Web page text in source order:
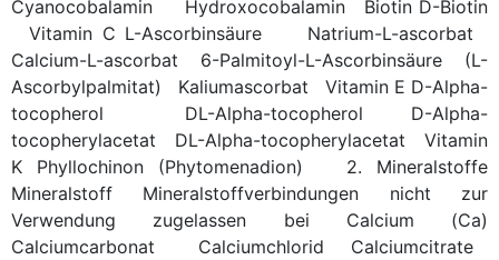
Cyanocobalamin
Hydroxocobalamin Biotin D-Biotin
Vitamin C L-Ascorbinsäure
Natrium-L-ascorbat
Calcium-L-ascorbat
6-Palmitoyl-L-Ascorbinsäure
(L-
Ascorbylpalmitat)
Kaliumascorbat Vitamin E D-Alpha-
tocopherol
DL-Alpha-tocopherol
D-Alpha-
tocopherylacetat
DL-Alpha-tocopherylacetat
Vitamin
K
Phyllochinon (Phytomenadion)
2. Mineralstoffe
Mineralstoff
Mineralstoffverbindungen
nicht zur
Verwendung zugelassen bei
Calcium (Ca)
Calciumcarbonat
Calciumchlorid
Calciumcitrate